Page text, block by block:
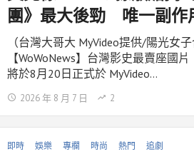
團》最大後勁 唯一副作
（台灣大哥大 MyVideo提供/陽光女子
【WoWoNews】台灣影史最賣座國
將於8月20日正式於 MyVideo…
2026 年 8 月 7 日 2
即時 娛樂 專欄 時尚 熱門 追劇